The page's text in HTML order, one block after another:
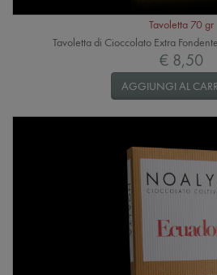
Tavoletta 70 gr
Tavoletta di Cioccolato Extra
€ 8,50
AGGIUNGI AL